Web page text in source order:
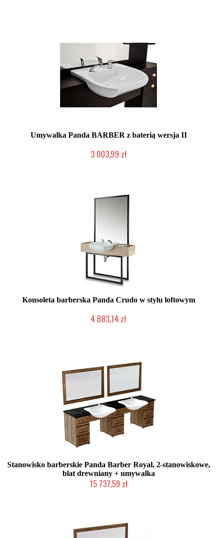
Umywalka Panda BARBER z baterią wersja II
3 003,99 zł
Konsoleta barberska Panda Crudo w stylu loftowym
4 883,14 zł
Stanowisko barberskie Panda Barber Royal, 2-stanowiskowe,
blat drewniany + umywalka
15 737,59 zł